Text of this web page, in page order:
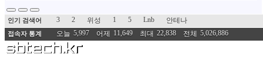
인기 검색어 3 2 위성 1 5 Lnb 안테나
접속자 통계 오늘 5,997 어제 11,649 최대 22,838 전체 5,026,886